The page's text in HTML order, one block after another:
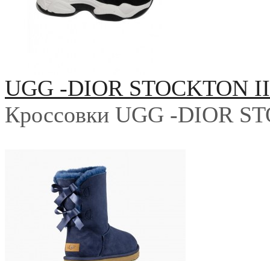
UGG -DIOR STOCKTON
Кроссовки UGG -DIOR